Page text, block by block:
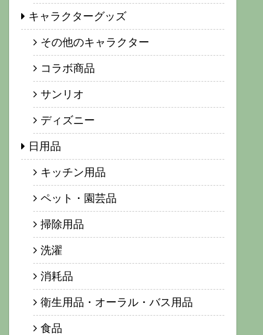
キャラクターグッズ
その他のキャラクター
コラボ商品
サンリオ
ディズニー
日用品
キッチン用品
ペット・園芸品
掃除用品
洗濯
消耗品
衛生用品・オーラル・バス用品
食品